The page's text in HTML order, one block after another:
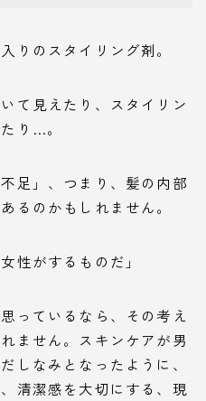
りのスタイリング剤。
て見えたり、スタイリン
り…。
足」、つまり、髪の内部
るのかもしれません。
性がするものだ」
っているなら、その考え
ません。スキンケアが男
しなみとなったように、
清潔感を大切にする、現